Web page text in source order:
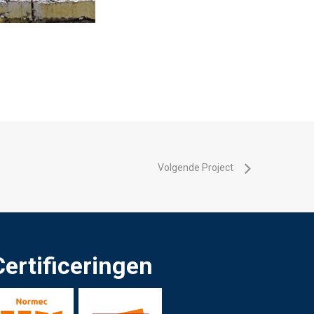
Volgende Project